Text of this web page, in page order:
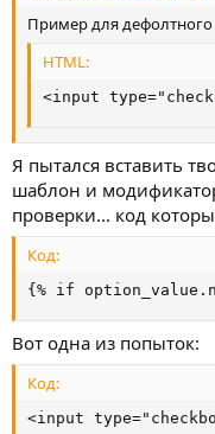
Пример для
HTML:
<input
Я пытался вставить
шаблон и
проверки... код
Код:
{% if
Вот одна из попыток:
Код:
<input